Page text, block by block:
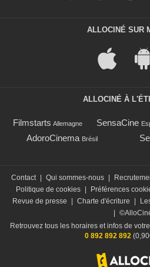
ALLOCINÉ SUR
ALLOCINÉ À
Filmstarts Allemagne SensaCine
AdoroCinema Brésil
Contact Qui sommes-nous
Politique de cookies
Préférences
Revue de presse
Charte d'écriture
Retrouvez tous les horaires et infos de
0 892 892 892